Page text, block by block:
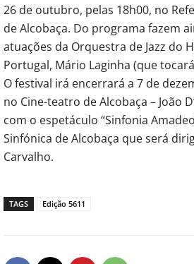
26 de outubro, pelas 18h00, no
de Alcobaça. Do programa fazem
atuações da Orquestra de Jazz do
Portugal, Mário Laginha (que
O festival irá encerrará a 7 de
no Cine-teatro de Alcobaça – João
com o espetáculo “Sinfonia
Sinfónica de Alcobaça que será
Carvalho.
TAGS Edição 5611